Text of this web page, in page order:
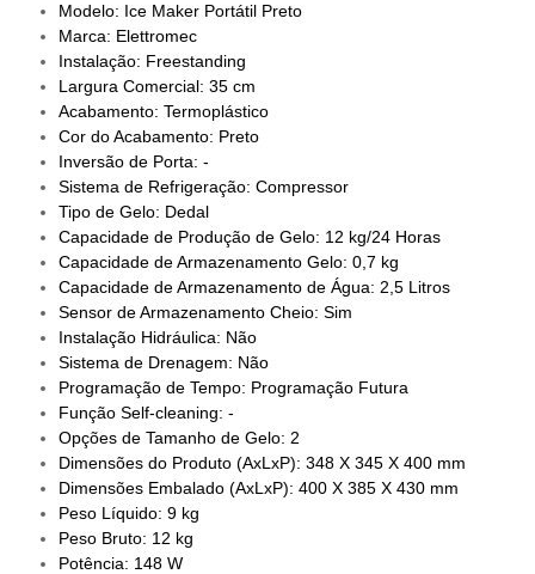
Modelo: Ice Maker Portátil Preto
Marca: Elettromec
Instalação: Freestanding
Largura Comercial: 35 cm
Acabamento: Termoplástico
Cor do Acabamento: Preto
Inversão de Porta: -
Sistema de Refrigeração: Compressor
Tipo de Gelo: Dedal
Capacidade de Produção de Gelo: 12 kg/24 Horas
Capacidade de Armazenamento Gelo: 0,7 kg
Capacidade de Armazenamento de Água: 2,5 Litros
Sensor de Armazenamento Cheio: Sim
Instalação Hidráulica: Não
Sistema de Drenagem: Não
Programação de Tempo: Programação Futura
Função Self-cleaning: -
Opções de Tamanho de Gelo: 2
Dimensões do Produto (AxLxP): 348 X 345 X 400 mm
Dimensões Embalado (AxLxP): 400 X 385 X 430 mm
Peso Líquido: 9 kg
Peso Bruto: 12 kg
Potência: 148 W